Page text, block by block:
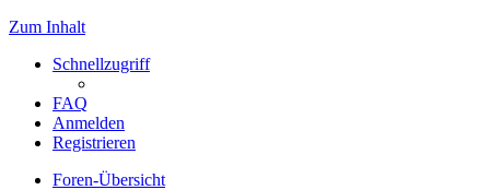
Zum Inhalt
Schnellzugriff
FAQ
Anmelden
Registrieren
Foren-Übersicht